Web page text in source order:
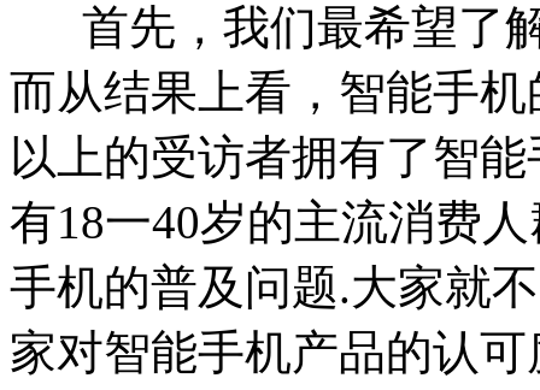
首先，我们最希望了
而从结果上看，智能手
以上的受访者拥有了智
有18一40岁的主流消费
手机的普及问题.大家就
家对智能手机产品的认